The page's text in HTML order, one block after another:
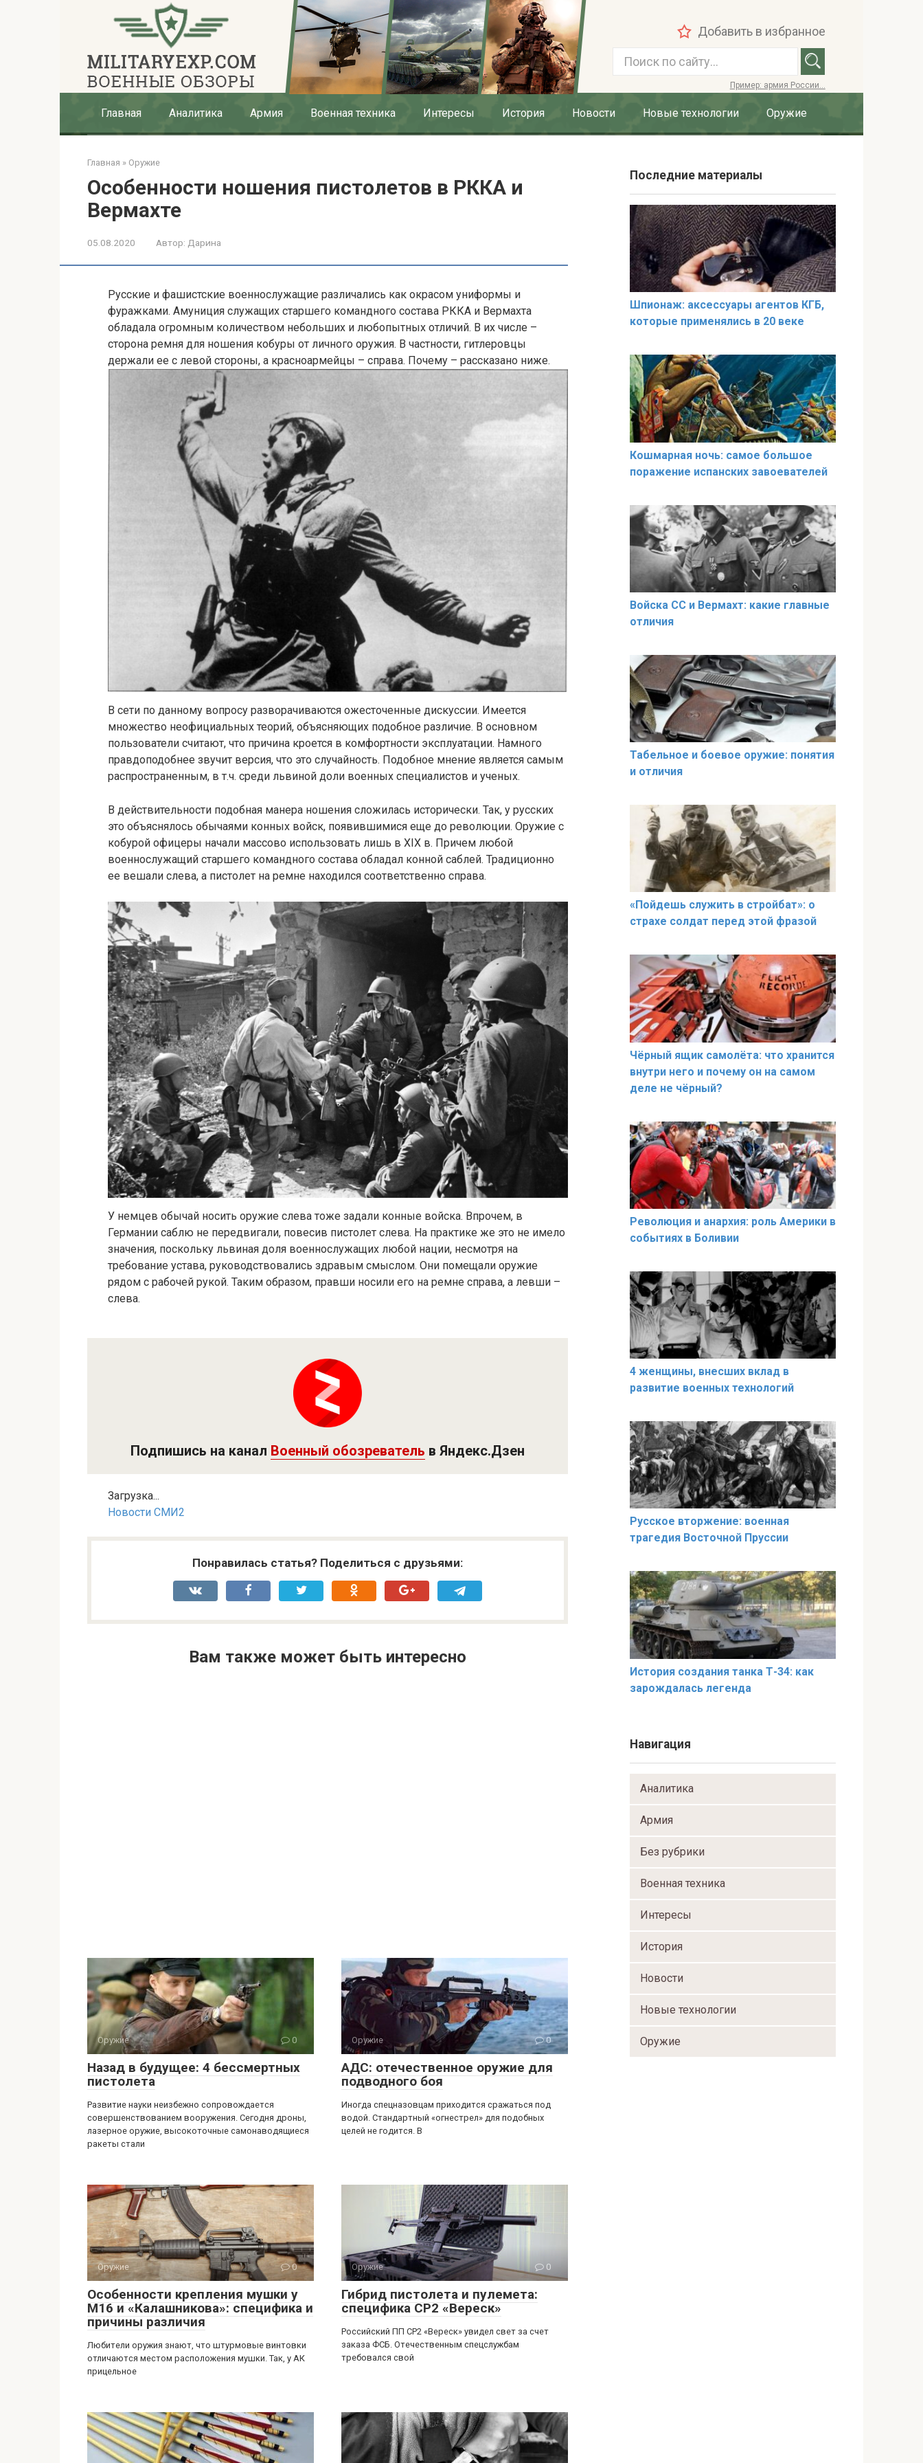
Добавить в избранное
и
:
Пример: армия России...
Главная Аналитика Армия Военная техника Интересы История Новости Новые технологии Оружие
Главная » Оружие
Особенности ношения пистолетов в РККА и
Вермахте
05.08.2020 Автор: Дарина
Русские и фашистские военнослужащие различались как окрасом униформы и
фуражками. Амуниция служащих старшего командного состава РККА и Вермахта
обладала огромным количеством небольших и любопытных отличий. В их числе –
сторона ремня для ношения кобуры от личного оружия. В частности, гитлеровцы
держали ее с левой стороны, а красноармейцы – справа. Почему – рассказано ниже.
В сети по данному вопросу разворачиваются ожесточенные дискуссии. Имеется
множество неофициальных теорий, объясняющих подобное различие. В основном
пользователи считают, что причина кроется в комфортности эксплуатации. Намного
правдоподобнее звучит версия, что это случайность. Подобное мнение является самым
распространенным, в т.ч. среди львиной доли военных специалистов и ученых.
В действительности подобная манера ношения сложилась исторически. Так, у русских
это объяснялось обычаями конных войск, появившимися еще до революции. Оружие с
кобурой офицеры начали массово использовать лишь в XIX в. Причем любой
военнослужащий старшего командного состава обладал конной саблей. Традиционно
ее вешали слева, а пистолет на ремне находился соответственно справа.
У немцев обычай носить оружие слева тоже задали конные войска. Впрочем, в
Германии саблю не передвигали, повесив пистолет слева. На практике же это не имело
значения, поскольку львиная доля военнослужащих любой нации, несмотря на
требование устава, руководствовались здравым смыслом. Они помещали оружие
рядом с рабочей рукой. Таким образом, правши носили его на ремне справа, а левши –
слева.
Подпишись на канал Военный обозреватель в Яндекс.Дзен
Загрузка...
Новости СМИ2
Понравилась статья? Поделиться с друзьями:
Вам также может быть интересно
Оружие 0
Назад в будущее: 4 бессмертных
пистолета
Развитие науки неизбежно сопровождается
совершенствованием вооружения. Сегодня дроны,
лазерное оружие, высокоточные самонаводящиеся
ракеты стали
Оружие 0
АДС: отечественное оружие для
подводного боя
Иногда спецназовцам приходится сражаться под
водой. Стандартный «огнестрел» для подобных
целей не годится. В
Оружие 0
Особенности крепления мушки у
М16 и «Калашникова»: специфика и
причины различия
Любители оружия знают, что штурмовые винтовки
отличаются местом расположения мушки. Так, у АК
прицельное
Оружие 0
Гибрид пистолета и пулемета:
специфика СР2 «Вереск»
Российский ПП СР2 «Вереск» увидел свет за счет
заказа ФСБ. Отечественным спецслужбам
требовался свой
Последние материалы
Шпионаж: аксессуары агентов КГБ,
которые применялись в 20 веке
Кошмарная ночь: самое большое
поражение испанских завоевателей
Войска СС и Вермахт: какие главные
отличия
Табельное и боевое оружие: понятия
и отличия
«Пойдешь служить в стройбат»: о
страхе солдат перед этой фразой
Чёрный ящик самолёта: что хранится
внутри него и почему он на самом
деле не чёрный?
Революция и анархия: роль Америки в
событиях в Боливии
4 женщины, внесших вклад в
развитие военных технологий
Русское вторжение: военная
трагедия Восточной Пруссии
История создания танка Т-34: как
зарождалась легенда
Навигация
Аналитика
Армия
Без рубрики
Военная техника
Интересы
История
Новости
Новые технологии
Оружие